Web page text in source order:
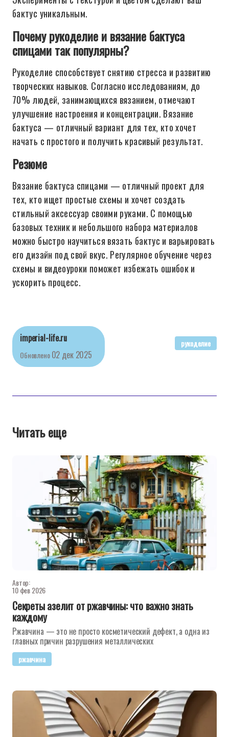
бактус уникальным.
Почему рукоделие и вязание бактуса
спицами так популярны?
Рукоделие способствует снятию стресса и развитию
творческих навыков. Согласно исследованиям, до
70% людей, занимающихся вязанием, отмечают
улучшение настроения и концентрации. Вязание
бактуса — отличный вариант для тех, кто хочет
начать с простого и получить красивый результат.
Резюме
Вязание бактуса спицами — отличный проект для
тех, кто ищет простые схемы и хочет создать
стильный аксессуар своими руками. С помощью
базовых техник и небольшого набора материалов
можно быстро научиться вязать бактус и варьировать
его дизайн под свой вкус. Регулярное обучение через
схемы и видеоуроки поможет избежать ошибок и
ускорить процесс.
imperial-life.ru
Обновлено 02 дек 2025
рукоделие
Читать еще
Автор:
10 фев 2026
Секреты азелит от ржавчины: что важно знать
каждому
Ржавчина — это не просто косметический дефект, а одна из
главных причин разрушения металлических
ржавчина